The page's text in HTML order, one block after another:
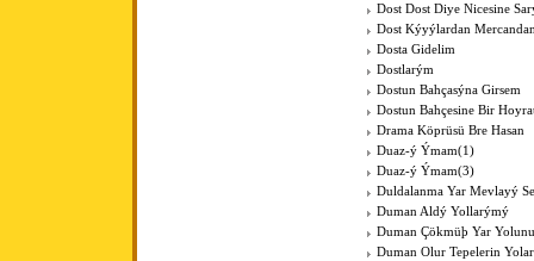
Dost Dost Diye Nicesine
Dost Kýyýlardan
Dosta Gidelim
Dostlarým
Dostun Bahçasýna Girsem
Dostun Bahçesine Bir
Drama Köprüsü Bre Hasan
Duaz-ý Ýmam(1)
Duaz-ý Ýmam(3)
Duldalanma Yar Mevlayý
Duman Aldý Yollarýmý
Duman Çökmüþ Yar
Duman Olur Tepelerin